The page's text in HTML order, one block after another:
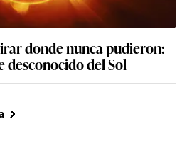
donde nunca pudieron:
desconocido del Sol